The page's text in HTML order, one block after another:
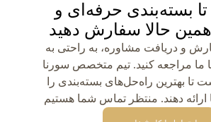
بسته‌بندی حرفه‌ای و
حالا سفارش دهید
و دریافت مشاوره، به راحتی به
ما مراجعه کنید. تیم متخصص سورنا
تا بهترین راه‌حل‌های بسته‌بندی را
ارائه دهند. منتظر تماس شما هستیم